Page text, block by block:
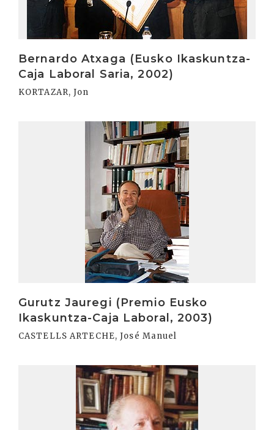
Bernardo Atxaga (Eusko Ikaskuntza-
Caja Laboral Saria, 2002)
KORTAZAR, Jon
Gurutz Jauregi (Premio Eusko
Ikaskuntza-Caja Laboral, 2003)
CASTELLS ARTECHE, José Manuel